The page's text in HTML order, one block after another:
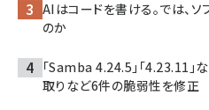
AIはコードを書ける。では、
のか
「Samba 4.24.5」「4.23.11」
取りなど6件の脆弱性を修正